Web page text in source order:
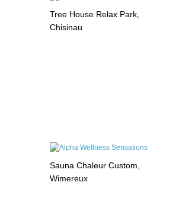
Tree House Relax Park,
Chisinau
Sauna Chaleur Custom,
Wimereux